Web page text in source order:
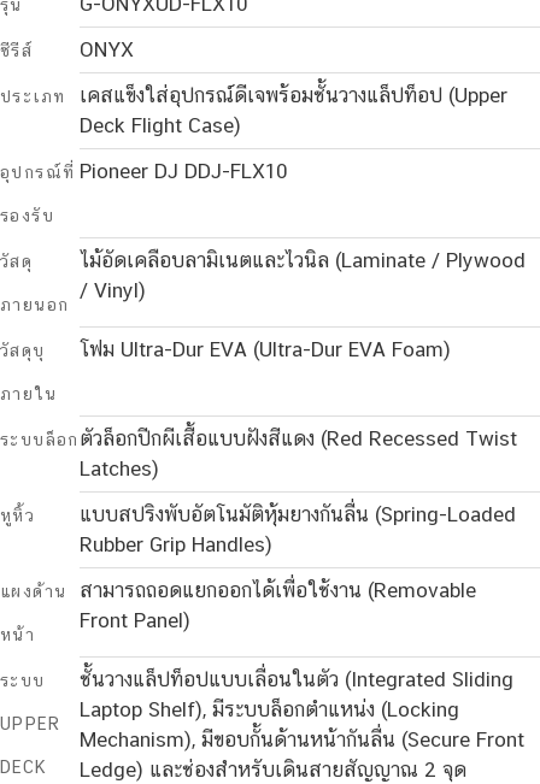
รุ่น
ซีรีส์ ONYX
ประเภท
เคสแข็งใส่อุปกรณ์ดีเจพร้อมชั้นวางแล็ปท็อป (Upper
Deck Flight Case)
อุปกรณ์ที่
รองรับ
Pioneer DJ DDJ-FLX10
วัสดุ
ภายนอก
ไม้อัดเคลือบลามิเนตและไวนิล (Laminate / Plywood
/ Vinyl)
วัสดุบุ
ภายใน
โฟม Ultra-Dur EVA (Ultra-Dur EVA Foam)
ระบบล็อก ตัวล็อกปีกผีเสื้อแบบฝังสีแดง (Red Recessed Twist
Latches)
หูหิ้ว
แบบสปริงพับอัตโนมัติหุ้มยางกันลื่น (Spring-Loaded
Rubber Grip Handles)
แผงด้าน
หน้า
สามารถถอดแยกออกได้เพื่อใช้งาน (Removable
Front Panel)
ระบบ
UPPER
DECK
ชั้นวางแล็ปท็อปแบบเลื่อนในตัว (Integrated Sliding
Laptop Shelf), มีระบบล็อกตำแหน่ง (Locking
Mechanism), มีขอบกั้นด้านหน้ากันลื่น (Secure Front
Ledge) และช่องสำหรับเดินสายสัญญาณ 2 จุด